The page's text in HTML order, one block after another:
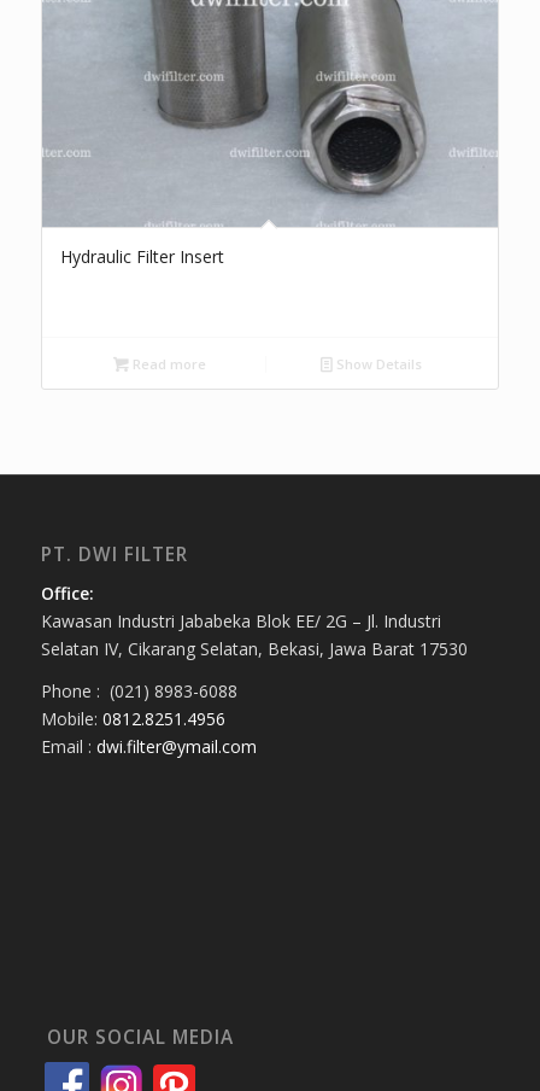
Hydraulic Filter Insert
Read more Show Details
PT. DWI FILTER
Office:
Kawasan Industri Jababeka Blok EE/ 2G – Jl. Industri
Selatan IV, Cikarang Selatan, Bekasi, Jawa Barat 17530
Phone : (021) 8983-6088
Mobile: 0812.8251.4956
Email : dwi.filter@ymail.com
OUR SOCIAL MEDIA